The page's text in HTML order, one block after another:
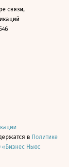
связи,
в Политике
Ньюс